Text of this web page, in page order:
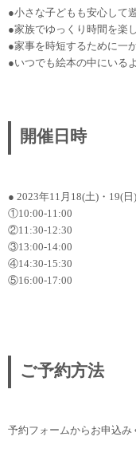
●小さな子どもも安心して
●家族でゆっくり時間を楽
●家事を時短するために一
●いつでも絵本の中にいる
開催日時
● 2023年11月18(土)・19(
①10:00-11:00
②11:30-12:30
③13:00-14:00
④14:30-15:30
⑤16:00-17:00
ご予約方法
予約フォームからお申込み